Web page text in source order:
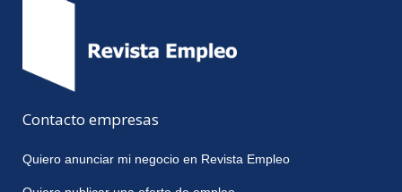
Contacto empresas
Quiero anunciar mi negocio en Revista Empleo